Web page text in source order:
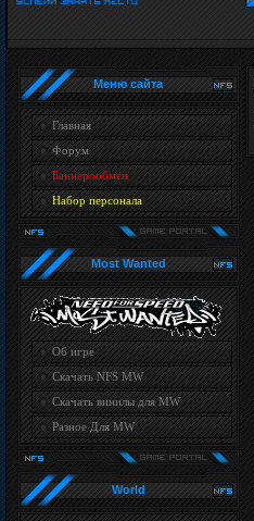
Меню сайта
Главная
Форум
Баннерообмен
Набор персонала
Most Wanted
Об игре
Скачать NFS MW
Скачать винилы для MW
Разное Для MW
World